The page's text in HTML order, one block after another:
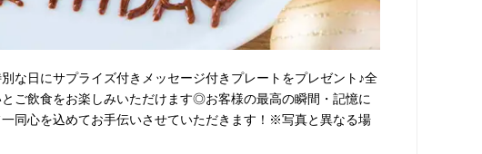
な日にサプライズ付きメッセージ付きプレートをプレゼント♪全
ご飲食をお楽しみいただけます◎お客様の最高の瞬間・記憶に
同心を込めてお手伝いさせていただきます！※写真と異なる場